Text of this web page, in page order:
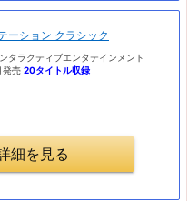
ーション クラシック
タラクティブエンタテインメント
発売 20タイトル収録
細を見る